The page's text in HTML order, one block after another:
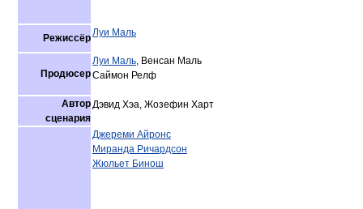
РежиссёрЛуи Маль
Продюсер
Луи Маль, Венсан Маль
Саймон Релф
Автор
сценария
Дэвид Хэа, Жозефин Харт
Джереми Айронс
Миранда Ричардсон
Жюльет Бинош